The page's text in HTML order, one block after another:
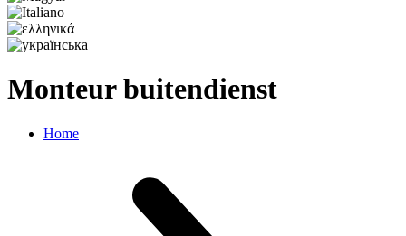
Monteur buitendienst
Home